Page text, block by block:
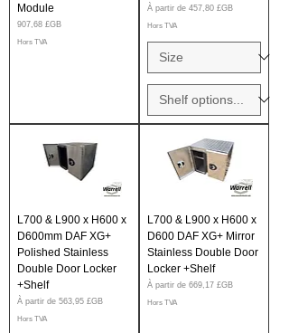
Module
Prix
907,68 £GB
Hors TVA
À partir de 457,80 £GB
Prix promotionnel
Hors TVA
L700 & L900 x H600 x
D600mm DAF XG+
Polished Stainless
Double Door Locker
+Shelf
À partir de 563,95 £GB
Prix promotionnel
Hors TVA
L700 & L900 x H600 x
D600 DAF XG+ Mirror
Stainless Double Door
Locker +Shelf
À partir de 669,17 £GB
Prix promotionnel
Hors TVA